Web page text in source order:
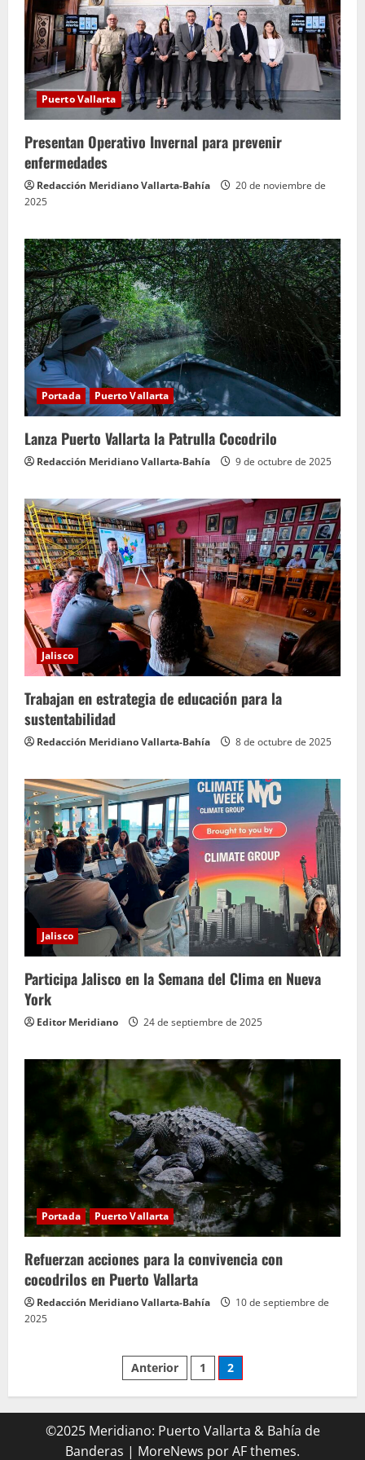
Puerto Vallarta
Presentan Operativo Invernal para prevenir
enfermedades
Redacción Meridiano Vallarta-Bahía
20 de noviembre de
2025
Portada Puerto Vallarta
Lanza Puerto Vallarta la Patrulla Cocodrilo
Redacción Meridiano Vallarta-Bahía 9 de octubre de 2025
Jalisco
Trabajan en estrategia de educación para la
sustentabilidad
Redacción Meridiano Vallarta-Bahía 8 de octubre de 2025
Jalisco
Participa Jalisco en la Semana del Clima en Nueva
York
Editor Meridiano 24 de septiembre de 2025
Portada Puerto Vallarta
Refuerzan acciones para la convivencia con
cocodrilos en Puerto Vallarta
Redacción Meridiano Vallarta-Bahía
10 de septiembre de
2025
Paginación
de
entradas
Anterior 1 2
©2025 Meridiano: Puerto Vallarta & Bahía de
Banderas | MoreNews por AF themes.